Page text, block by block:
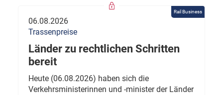
Rail Business
06.08.2026
Trassenpreise
Länder zu rechtlichen Schritten
bereit
Heute (06.08.2026) haben sich die
Verkehrsministerinnen und -minister der Länder